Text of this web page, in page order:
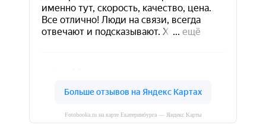
Fotobooka.ru на карте Екатеринбурга — Яндекс Карты